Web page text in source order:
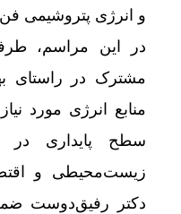
و انرژی پتروشیمی
در این مراسم،
مشترک در راستای
منابع انرژی مورد
سطح پایداری در
زیست‌محیطی و
دکتر رفیق‌دوست